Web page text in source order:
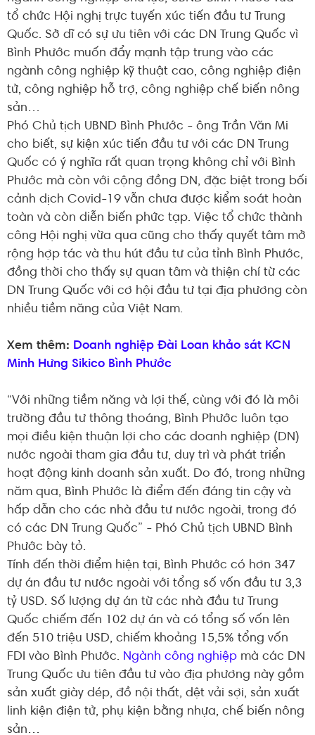
tổ chức Hội nghị trực tuyến xúc tiến đầu tư Trung
Quốc. Sở dĩ có sự ưu tiên với các DN Trung Quốc vì
Bình Phước muốn đẩy mạnh tập trung vào các
ngành công nghiệp kỹ thuật cao, công nghiệp điện
tử, công nghiệp hỗ trợ, công nghiệp chế biến nông
sản…
Phó Chủ tịch UBND Bình Phước - ông Trần Văn Mi
cho biết, sự kiện xúc tiến đầu tư với các DN Trung
Quốc có ý nghĩa rất quan trọng không chỉ với Bình
Phước mà còn với cộng đồng DN, đặc biệt trong bối
cảnh dịch Covid-19 vẫn chưa được kiểm soát hoàn
toàn và còn diễn biến phức tạp. Việc tổ chức thành
công Hội nghị vừa qua cũng cho thấy quyết tâm mở
rộng hợp tác và thu hút đầu tư của tỉnh Bình Phước,
đồng thời cho thấy sự quan tâm và thiện chí từ các
DN Trung Quốc với cơ hội đầu tư tại địa phương còn
nhiều tiềm năng của Việt Nam.
Xem thêm: Doanh nghiệp Đài Loan khảo sát KCN
Minh Hưng Sikico Bình Phước
“Với những tiềm năng và lợi thế, cùng với đó là môi
trường đầu tư thông thoáng, Bình Phước luôn tạo
mọi điều kiện thuận lợi cho các doanh nghiệp (DN)
nước ngoài tham gia đầu tư, duy trì và phát triển
hoạt động kinh doanh sản xuất. Do đó, trong những
năm qua, Bình Phước là điểm đến đáng tin cậy và
hấp dẫn cho các nhà đầu tư nước ngoài, trong đó
có các DN Trung Quốc” - Phó Chủ tịch UBND Bình
Phước bày tỏ.
Tính đến thời điểm hiện tại, Bình Phước có hơn 347
dự án đầu tư nước ngoài với tổng số vốn đầu tư 3,3
tỷ USD. Số lượng dự án từ các nhà đầu tư Trung
Quốc chiếm đến 102 dự án và có tổng số vốn lên
đến 510 triệu USD, chiếm khoảng 15,5% tổng vốn
FDI vào Bình Phước. Ngành công nghiệp mà các DN
Trung Quốc ưu tiên đầu tư vào địa phương này gồm
sản xuất giày dép, đồ nội thất, dệt vải sợi, sản xuất
linh kiện điện tử, phụ kiện bằng nhựa, chế biến nông
sản…